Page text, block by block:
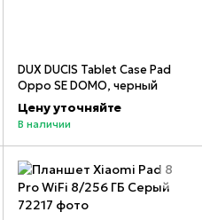
DUX DUCIS Tablet Case Pad
Oppo SE DOMO, черный
Цену уточняйте
В наличии